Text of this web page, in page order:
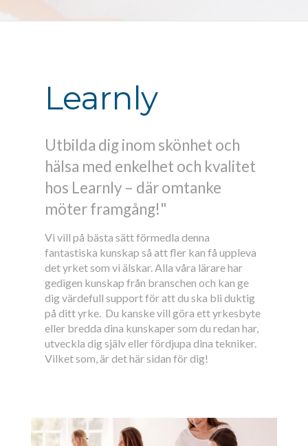
Learnly
Utbilda dig inom skönhet och
hälsa med enkelhet och kvalitet
hos Learnly – där omtanke
möter framgång!"
Vi vill på bästa sätt förmedla denna
fantastiska kunskap så att fler kan få uppleva
det yrket som vi älskar. Alla våra lärare har
gedigen kunskap från branschen och kan ge
dig värdefull support för att du ska bli duktig
på ditt yrke. Du kanske vill göra ett yrkesbyte
eller bredda dina kunskaper som du redan har,
utveckla dig själv eller fördjupa dina tekniker.
Vilket som, är det här sidan för dig!